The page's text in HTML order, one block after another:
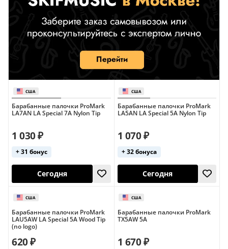
Барабанные палочки ProMark
LA7AN LA Special 7A Nylon Tip
1 030 ₽
+ 31 бонус
Барабанные палочки ProMark
LA5AN LA Special 5A Nylon Tip
1 070 ₽
+ 32 бонуса
Барабанные палочки ProMark
LAU5AW LA Special 5A Wood Tip
(no logo)
620 ₽
Барабанные палочки ProMark
TX5AW 5A
1 670 ₽